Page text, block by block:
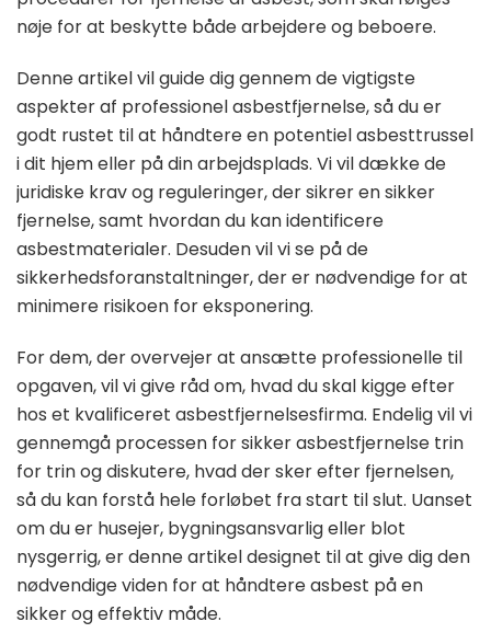
nøje for at beskytte både arbejdere og beboere.
Denne artikel vil guide dig gennem de vigtigste
aspekter af professionel asbestfjernelse, så du er
godt rustet til at håndtere en potentiel asbesttrussel
i dit hjem eller på din arbejdsplads. Vi vil dække de
juridiske krav og reguleringer, der sikrer en sikker
fjernelse, samt hvordan du kan identificere
asbestmaterialer. Desuden vil vi se på de
sikkerhedsforanstaltninger, der er nødvendige for at
minimere risikoen for eksponering.
For dem, der overvejer at ansætte professionelle til
opgaven, vil vi give råd om, hvad du skal kigge efter
hos et kvalificeret asbestfjernelsesfirma. Endelig vil vi
gennemgå processen for sikker asbestfjernelse trin
for trin og diskutere, hvad der sker efter fjernelsen,
så du kan forstå hele forløbet fra start til slut. Uanset
om du er husejer, bygningsansvarlig eller blot
nysgerrig, er denne artikel designet til at give dig den
nødvendige viden for at håndtere asbest på en
sikker og effektiv måde.